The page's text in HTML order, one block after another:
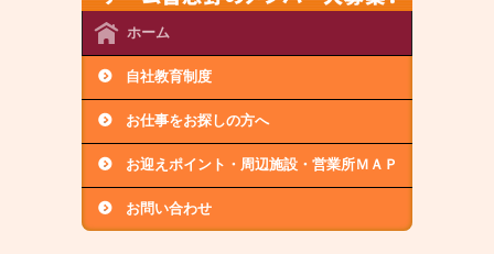
ホーム
自社教育制度
お仕事をお探しの方へ
お迎えポイント・周辺施設・営業所ＭＡＰ
お問い合わせ